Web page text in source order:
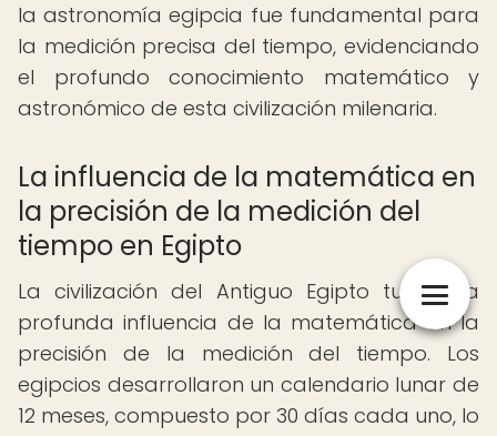
la astronomía egipcia fue fundamental para
la medición precisa del tiempo, evidenciando
el profundo conocimiento matemático y
astronómico de esta civilización milenaria.
La influencia de la matemática en
la precisión de la medición del
tiempo en Egipto
La civilización del Antiguo Egipto tuvo una
profunda influencia de la matemática en la
precisión de la medición del tiempo. Los
egipcios desarrollaron un calendario lunar de
12 meses, compuesto por 30 días cada uno, lo